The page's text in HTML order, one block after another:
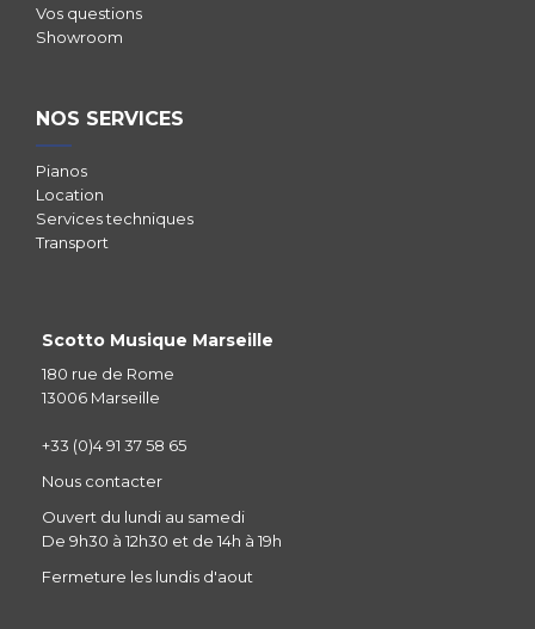
Vos questions
Showroom
NOS SERVICES
Pianos
Location
Services techniques
Transport
Scotto Musique Marseille
180 rue de Rome
13006 Marseille
+33 (0)4 91 37 58 65
Nous contacter
Ouvert du lundi au samedi
De 9h30 à 12h30 et de 14h à 19h
Fermeture les lundis d'aout